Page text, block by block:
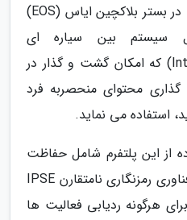
جستجوی غیرمتمرکز است که در بستر بلاکچین ایاس (EOS)
سیستم بین سیاره ای
(InterPlanetary File System) که امکان گشت و گذار در
محتوای منحصربه فرد
استفاده می نماید.
از این پلتفرم شامل حفاظت
یکپارچه از داده ها به لطف فناوری رمزنگاری نامتقارن IPSE
هرگونه ردیابی فعالیت ها